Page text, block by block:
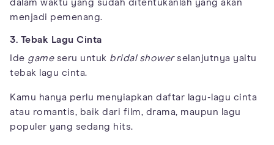
dalam waktu yang sudah ditentukanlah yang akan
menjadi pemenang.
3. Tebak Lagu Cinta
Ide gameseru untuk bridal showerselanjutnya yaitu
tebak lagu cinta.
Kamu hanya perlu menyiapkan daftar lagu-lagu cinta
atau romantis, baik dari film, drama, maupun lagu
populer yang sedang hits.